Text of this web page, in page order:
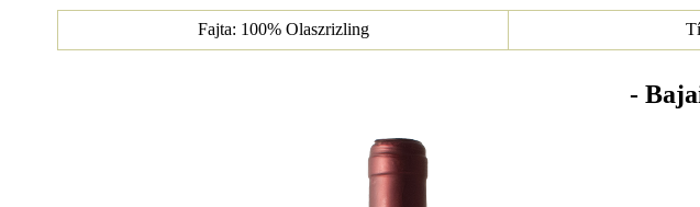
Fajta: 100% Olaszrizling
-